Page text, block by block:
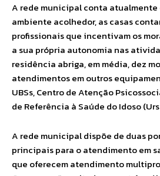
A rede municipal conta atualmente
ambiente acolhedor, as casas
profissionais que incentivam os
a sua própria autonomia nas
residência abriga, em média, dez
atendimentos em outros
UBSs, Centro de Atenção
de Referência à Saúde do Idoso
A rede municipal dispõe de duas
principais para o atendimento em
que oferecem atendimento